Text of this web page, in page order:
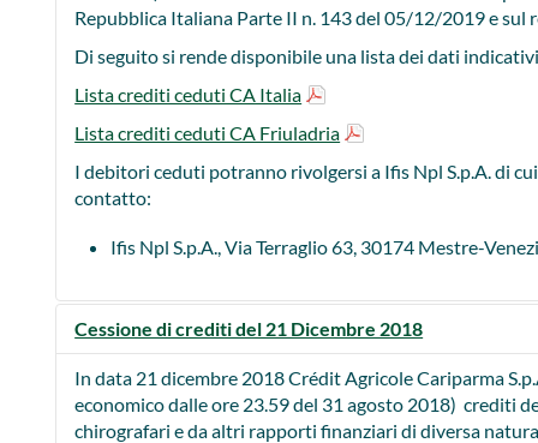
Repubblica Italiana Parte II n. 143 del 05/12/2019 e sul
Di seguito si rende disponibile una lista dei dati
Lista crediti ceduti CA Italia
Lista crediti ceduti CA Friuladria
I debitori ceduti potranno rivolgersi a Ifis Npl S.p.A. di
contatto:
Ifis Npl S.p.A., Via Terraglio 63, 30174 Mestre-
Cessione di crediti del 21 Dicembre 2018
In data 21 dicembre 2018 Crédit Agricole Cariparma
economico dalle ore 23.59 del 31 agosto 2018) crediti
chirografari e da altri rapporti finanziari di diversa